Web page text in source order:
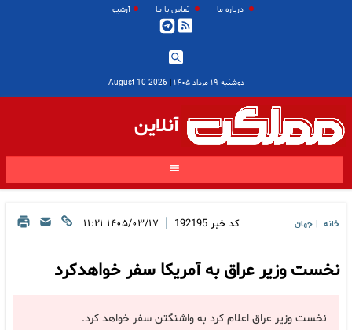
درباره ما تماس با ما آرشیو
دوشنبه ۱۹ مرداد ۱۴۰۵ |
2026 August 10
آنلاین
خانه جهان کد خبر 192195
| ۱۴۰۵/۰۳/۱۷ ۱۱:۲۱
نخست وزیر عراق به آمریکا سفر خواهدکرد
نخست وزیر عراق اعلام کرد به واشنگتن سفر خواهد کرد.